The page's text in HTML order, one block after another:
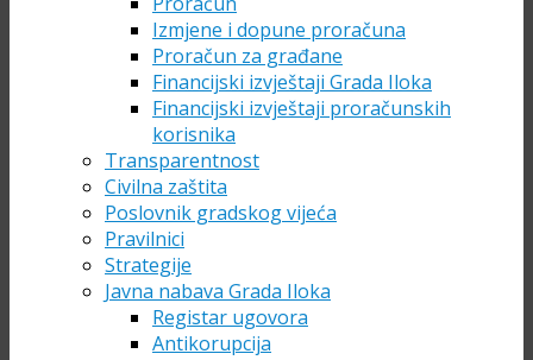
Izmjene i dopune proračuna
Proračun za građane
Financijski izvještaji Grada Iloka
Financijski izvještaji proračunskih
korisnika
Transparentnost
Civilna zaštita
Poslovnik gradskog vijeća
Pravilnici
Strategije
Javna nabava Grada Iloka
Registar ugovora
Antikorupcija